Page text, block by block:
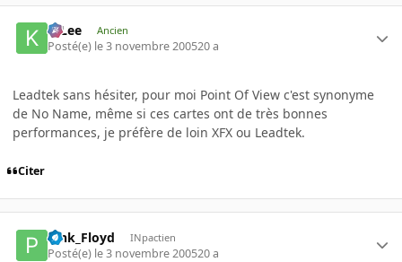
K-Lee Ancien
Posté(e) le 3 novembre 200520 a
Leadtek sans hésiter, pour moi Point Of View c'est synonyme
de No Name, même si ces cartes ont de très bonnes
performances, je préfère de loin XFX ou Leadtek.
Citer
Pink_Floyd INpactien
Posté(e) le 3 novembre 200520 a